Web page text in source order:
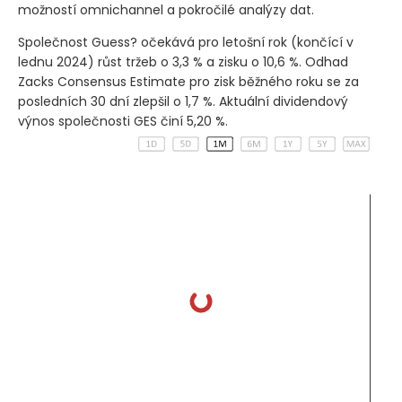
možností omnichannel a pokročilé analýzy dat.
Společnost Guess? očekává pro letošní rok (končící v
lednu 2024) růst tržeb o 3,3 % a zisku o 10,6 %. Odhad
Zacks Consensus Estimate pro zisk běžného roku se za
posledních 30 dní zlepšil o 1,7 %. Aktuální dividendový
výnos společnosti GES činí 5,20 %.